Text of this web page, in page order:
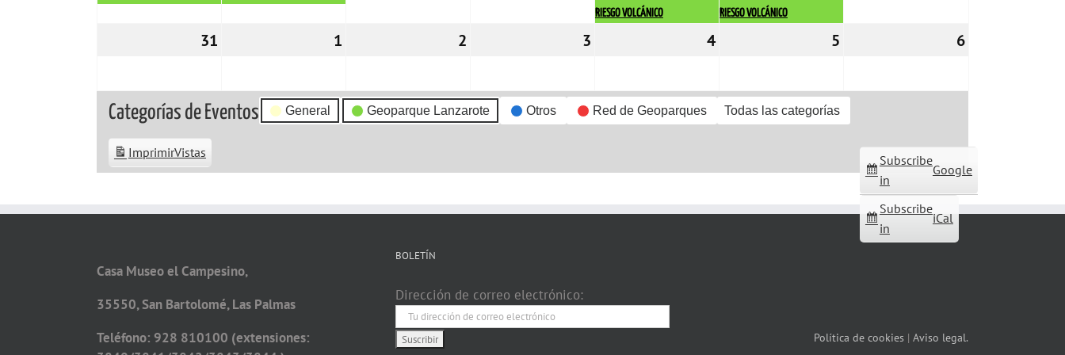
RIESGO VOLCÁNICO
RIESGO VOLCÁNICO
31 1 2 3 404/11/2022 5 606/11/2022
Categorías de Eventos General Geoparque Lanzarote Otros Red de Geoparques Todas las categorías
Subscribe
in
Google
Subscribe
in
iCal
ImprimirVistas
Casa Museo el Campesino,
35550, San Bartolomé, Las Palmas
Teléfono: 928 810100 (extensiones:
BOLETÍN
Dirección de correo electrónico:
Política de cookies | Aviso legal.